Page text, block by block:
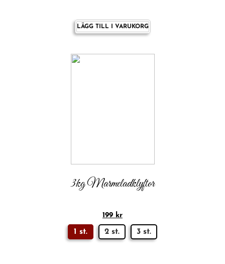
LÄGG TILL I VARUKORG
3kg Marmeladklyftor
199 kr
1 st. 2 st. 3 st.